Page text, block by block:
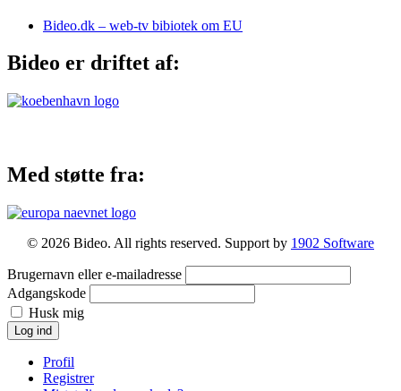
Bideo.dk – web-tv bibiotek om EU
Bideo er driftet af:
Med støtte fra:
© 2026 Bideo. All rights reserved. Support by 1902 Software
Brugernavn eller e-mailadresse
Adgangskode
Husk mig
Log ind
Profil
Registrer